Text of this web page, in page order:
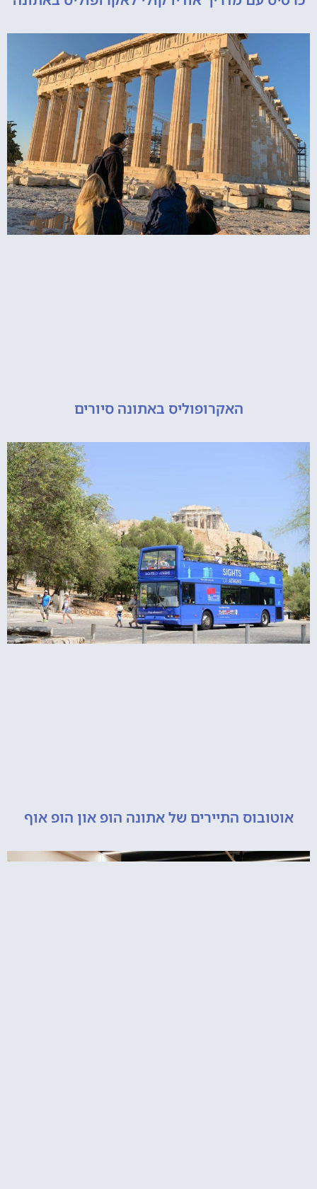
האקרופוליס באתונה סיורים
התיירים של אתונה הופ און הופ אוף